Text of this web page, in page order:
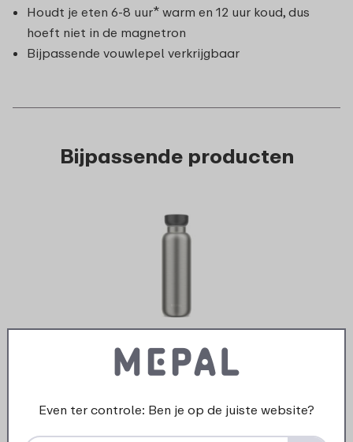
Houdt je eten 6-8 uur* warm en 12 uur koud, dus
hoeft niet in de magnetron
Bijpassende vouwlepel verkrijgbaar
Bijpassende producten
Isoleerfles Ellipse 500 ml -
Nordic black
3099 2324
›
Even ter controle: Ben je op de juiste website?